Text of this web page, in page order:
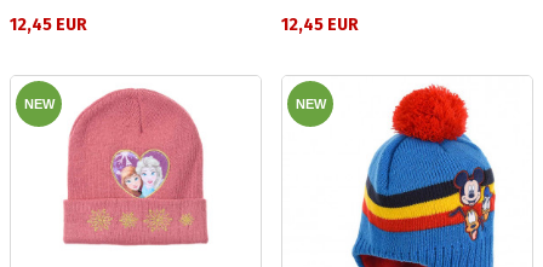
12,45 EUR 12,45 EUR
NEW NEW